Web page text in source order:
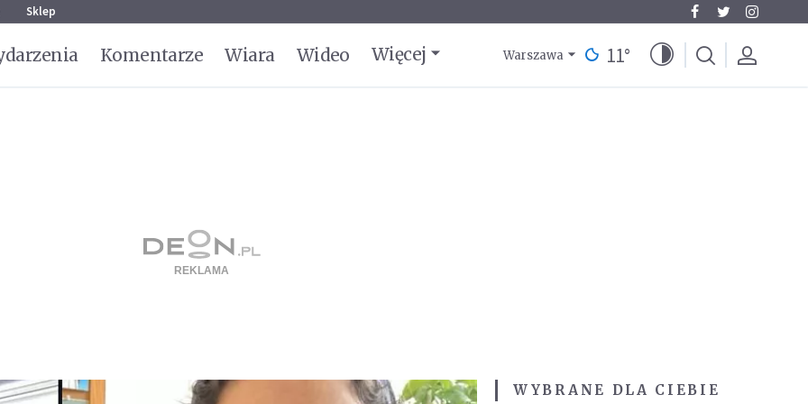
Sklep
Komentarze Wiara Wideo Więcej Warszawa 11°
WYBRANE DLA CIEBIE